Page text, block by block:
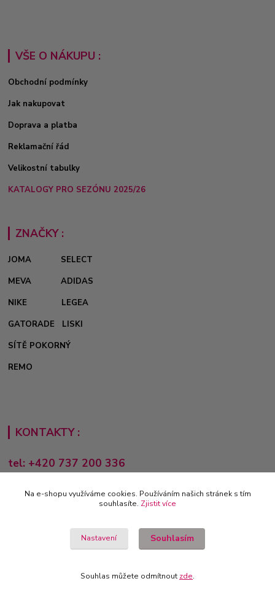
VŠE O NÁKUPU :
Obchodní podmínky
Jak nakupovat
Doprava a platba
Reklamační řád
Velikostní tabulky
KATALOGY PRO SEZÓNU 2025/26
ZNAČKY :
JOMA
SELECT
MEVA
ADIDAS
NIKE
LEGEA
GATORADE
LISKI
SÍTĚ POKORNÝ
REMO
KONTAKTY :
tel: +420 737 200 336
Pondělí-Pátek: 8 - 17 hodin
obchod@e-sporting.cz
Na e-shopu využíváme cookies. Používáním našich stránek s tím
souhlasíte. Zjistit více
Nastavení Souhlasím
Souhlas můžete odmítnout zde.